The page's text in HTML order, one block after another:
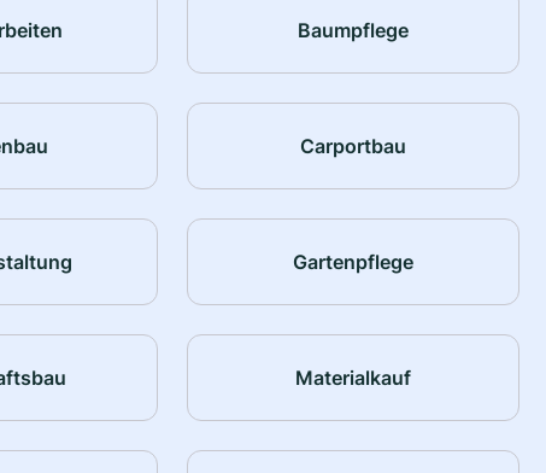
Baumpflege
Carportbau
Gartenpflege
Materialkauf